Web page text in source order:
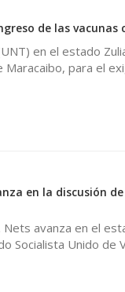
de las vacunas
en el estado
Maracaibo, para el
en la discusión
avanza en el
Socialista Unido de